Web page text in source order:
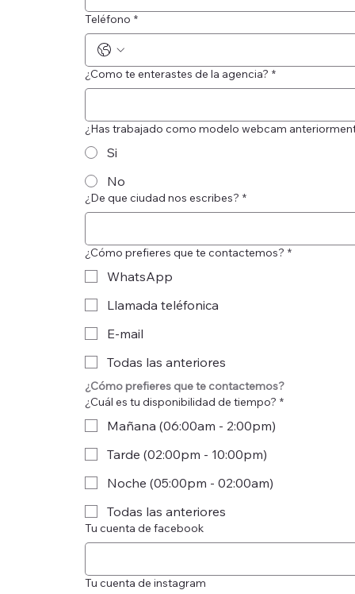
Teléfono *
¿Como te enterastes de la agencia? *
¿Has trabajado como modelo webcam
Si
No
¿De que ciudad nos escribes? *
¿Cómo prefieres que te contactemos? *
WhatsApp
Llamada teléfonica
E-mail
Todas las anteriores
¿Cómo prefieres que te contactemos?
¿Cuál es tu disponibilidad de tiempo? *
Mañana (06:00am - 2:00pm)
Tarde (02:00pm - 10:00pm)
Noche (05:00pm - 02:00am)
Todas las anteriores
Tu cuenta de facebook
Tu cuenta de instagram